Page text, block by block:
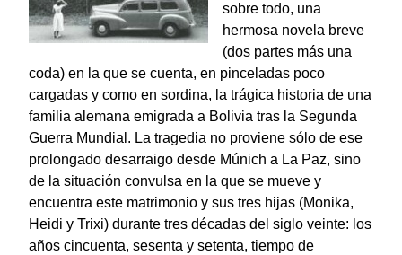
sobre todo, una
hermosa novela breve
(dos partes más una
coda) en la que se cuenta, en pinceladas poco
cargadas y como en sordina, la trágica historia de una
familia alemana emigrada a Bolivia tras la Segunda
Guerra Mundial. La tragedia no proviene sólo de ese
prolongado desarraigo desde Múnich a La Paz, sino
de la situación convulsa en la que se mueve y
encuentra este matrimonio y sus tres hijas (Monika,
Heidi y Trixi) durante tres décadas del siglo veinte: los
años cincuenta, sesenta y setenta, tiempo de